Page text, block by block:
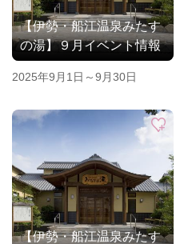
【伊勢・船江温泉みたす
の湯】９月イベント情報
2025年9月1日～9月30日
【伊勢・船江温泉みたす